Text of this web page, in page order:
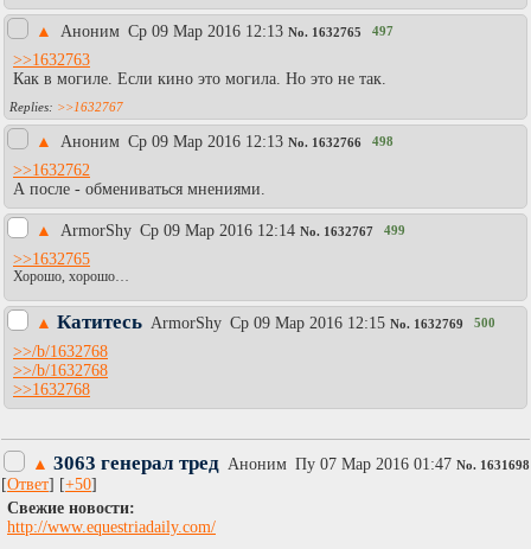
▲ Аноним Ср 09 Мар 2016 12:13 No. 1632765 497
>>1632763
Как в могиле. Если кино это могила. Но это не так.
>>1632767
▲ Аноним Ср 09 Мар 2016 12:13 No. 1632766 498
>>1632762
А после - обмениваться мнениями.
▲ АrmоrShy Ср 09 Мар 2016 12:14 No. 1632767 499
>>1632765
Хорошо, хорошо…
▲ Катитесь АrmоrShy Ср 09 Мар 2016 12:15 No. 1632769 500
>>/b/1632768
>>/b/1632768
>>1632768
▲ 3063 генерал тред Аноним Пy 07 Мар 2016 01:47 No. 1631698
[Ответ] [+50]
Свежие новости:
http://www.equestriadaily.com/